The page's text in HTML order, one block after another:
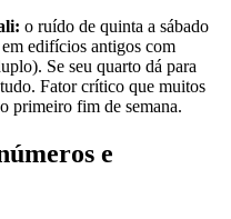
o ruído de quinta a sábado
edifícios antigos com
Se seu quarto dá para
Fator crítico que muitos
primeiro fim de semana.
e